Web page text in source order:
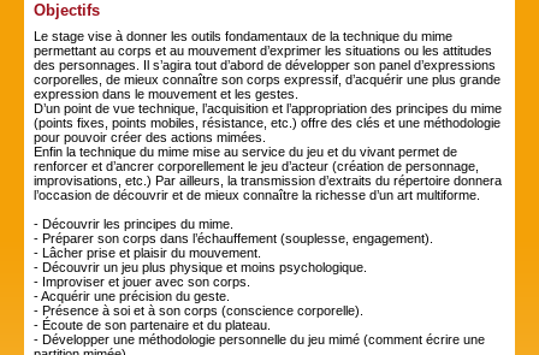
Objectifs
Le stage vise à donner les outils fondamentaux de la technique du mime
permettant au corps et au mouvement d’exprimer les situations ou les attitudes
des personnages. Il s’agira tout d’abord de développer son panel d’expressions
corporelles, de mieux connaître son corps expressif, d’acquérir une plus grande
expression dans le mouvement et les gestes.
D’un point de vue technique, l’acquisition et l’appropriation des principes du mime
(points fixes, points mobiles, résistance, etc.) offre des clés et une méthodologie
pour pouvoir créer des actions mimées.
Enfin la technique du mime mise au service du jeu et du vivant permet de
renforcer et d’ancrer corporellement le jeu d’acteur (création de personnage,
improvisations, etc.) Par ailleurs, la transmission d’extraits du répertoire donnera
l’occasion de découvrir et de mieux connaître la richesse d’un art multiforme.
- Découvrir les principes du mime.
- Préparer son corps dans l’échauffement (souplesse, engagement).
- Lâcher prise et plaisir du mouvement.
- Découvrir un jeu plus physique et moins psychologique.
- Improviser et jouer avec son corps.
- Acquérir une précision du geste.
- Présence à soi et à son corps (conscience corporelle).
- Écoute de son partenaire et du plateau.
- Développer une méthodologie personnelle du jeu mimé (comment écrire une